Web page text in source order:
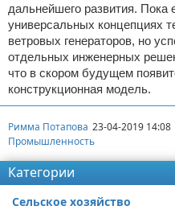
дальнейшего развития. Пока
универсальных концепциях
ветровых генераторов, но
отдельных инженерных
что в скором будущем
конструкционная модель.
Римма Потапова 23-04-2019 14:08
Промышленность
Категории
Сельское хозяйство